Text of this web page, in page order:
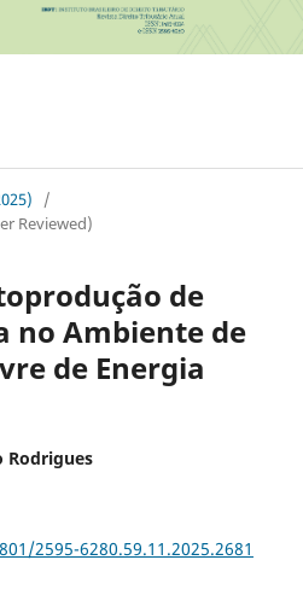
/
Reviewed)
de
no Ambiente de
de Energia
Rodrigues
2595-6280.59.11.2025.2681